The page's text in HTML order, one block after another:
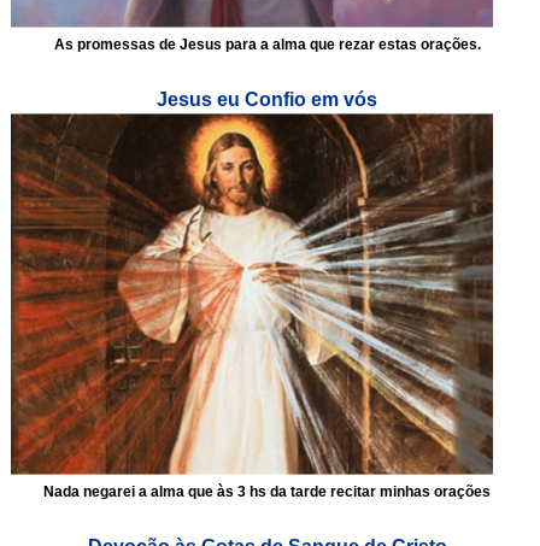
As promessas de Jesus para a alma que rezar estas orações.
Jesus eu Confio em vós
Nada negarei a alma que às 3 hs da tarde recitar minhas orações